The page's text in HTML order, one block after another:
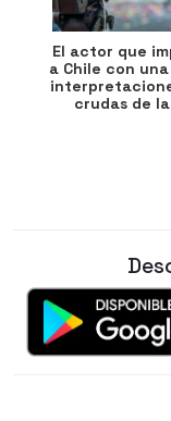
El actor que
a Chile con
crudas de